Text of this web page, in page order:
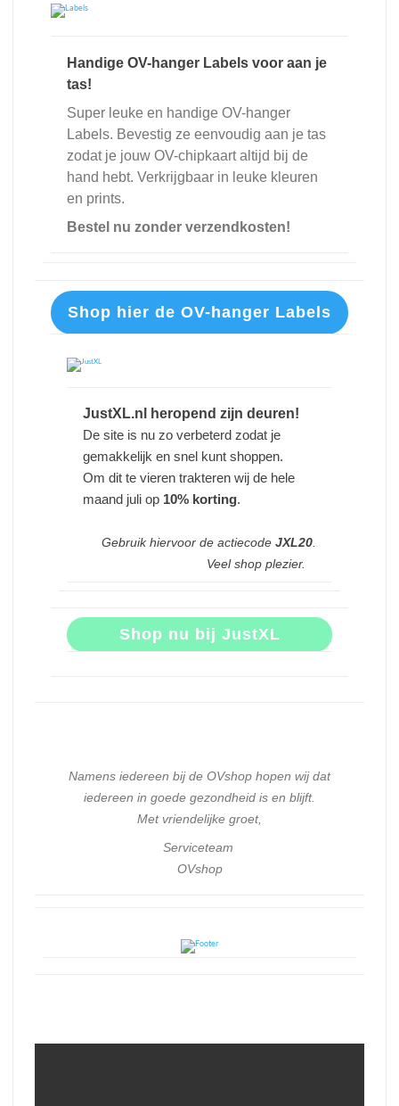
Handige OV-hanger Labels voor aan je
tas!
Super leuke en handige OV-hanger
Labels. Bevestig ze eenvoudig aan je tas
zodat je jouw OV-chipkaart altijd bij de
hand hebt. Verkrijgbaar in leuke kleuren
en prints.
Bestel nu zonder verzendkosten!
Shop hier de OV-hanger Labels
JustXL.nl heropend zijn deuren!
De site is nu zo verbeterd zodat je
gemakkelijk en snel kunt shoppen.
Om dit te vieren trakteren wij de hele
maand juli op 10% korting.
Gebruik hiervoor de actiecode JXL20
Veel shop plezier.
Shop nu bij JustXL
Namens iedereen bij de OVshop hopen wij dat
iedereen in goede gezondheid is en blijft.
Met vriendelijke groet,
Serviceteam
OVshop